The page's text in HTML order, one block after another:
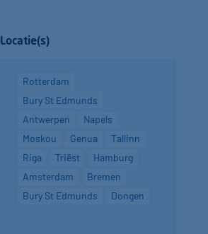
Locatie(s)
Rotterdam
Bury St Edmunds
Antwerpen
Napels
Moskou
Genua
Tallinn
Riga
Triëst
Hamburg
Amsterdam
Bremen
Bury St Edmunds
Dongen